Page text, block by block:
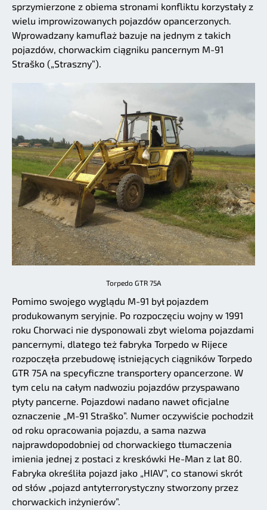
sprzymierzone z obiema stronami konfliktu korzystały z
wielu improwizowanych pojazdów opancerzonych.
Wprowadzany kamuflaż bazuje na jednym z takich
pojazdów, chorwackim ciągniku pancernym M-91
Straško („Straszny”).
Torpedo GTR 75A
Pomimo swojego wyglądu M-91 był pojazdem
produkowanym seryjnie. Po rozpoczęciu wojny w 1991
roku Chorwaci nie dysponowali zbyt wieloma pojazdami
pancernymi, dlatego też fabryka Torpedo w Rijece
rozpoczęła przebudowę istniejących ciągników Torpedo
GTR 75A na specyficzne transportery opancerzone. W
tym celu na całym nadwoziu pojazdów przyspawano
płyty pancerne. Pojazdowi nadano nawet oficjalne
oznaczenie „M-91 Straško”. Numer oczywiście pochodził
od roku opracowania pojazdu, a sama nazwa
najprawdopodobniej od chorwackiego tłumaczenia
imienia jednej z postaci z kreskówki He-Man z lat 80.
Fabryka określiła pojazd jako „HIAV”, co stanowi skrót
od słów „pojazd antyterrorystyczny stworzony przez
chorwackich inżynierów”.